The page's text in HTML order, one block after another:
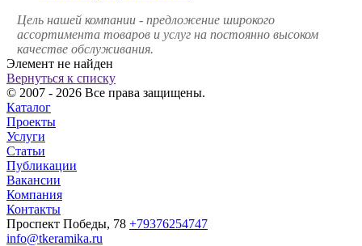
Цель нашей компании - предложение широкого
ассортимента товаров и услуг на постоянно высоком
качестве обслуживания.
Элемент не найден
Вернуться к списку
© 2007 - 2026 Все права защищены.
Каталог
Проекты
Услуги
Статьи
Публикации
Вакансии
Компания
Контакты
Проспект Победы, 78 +79376254747
info@tkeramika.ru